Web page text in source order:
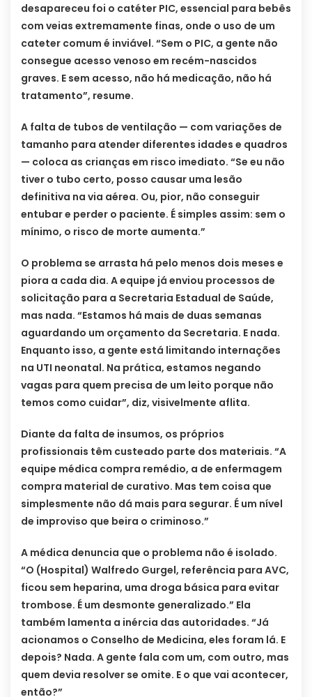
desapareceu foi o catéter PIC, essencial para bebês
com veias extremamente finas, onde o uso de um
cateter comum é inviável. “Sem o PIC, a gente não
consegue acesso venoso em recém-nascidos
graves. E sem acesso, não há medicação, não há
tratamento”, resume.
A falta de tubos de ventilação — com variações de
tamanho para atender diferentes idades e quadros
— coloca as crianças em risco imediato. “Se eu não
tiver o tubo certo, posso causar uma lesão
definitiva na via aérea. Ou, pior, não conseguir
entubar e perder o paciente. É simples assim: sem o
mínimo, o risco de morte aumenta.”
O problema se arrasta há pelo menos dois meses e
piora a cada dia. A equipe já enviou processos de
solicitação para a Secretaria Estadual de Saúde,
mas nada. “Estamos há mais de duas semanas
aguardando um orçamento da Secretaria. E nada.
Enquanto isso, a gente está limitando internações
na UTI neonatal. Na prática, estamos negando
vagas para quem precisa de um leito porque não
temos como cuidar”, diz, visivelmente aflita.
Diante da falta de insumos, os próprios
profissionais têm custeado parte dos materiais. “A
equipe médica compra remédio, a de enfermagem
compra material de curativo. Mas tem coisa que
simplesmente não dá mais para segurar. É um nível
de improviso que beira o criminoso.”
A médica denuncia que o problema não é isolado.
“O (Hospital) Walfredo Gurgel, referência para AVC,
ficou sem heparina, uma droga básica para evitar
trombose. É um desmonte generalizado.” Ela
também lamenta a inércia das autoridades. “Já
acionamos o Conselho de Medicina, eles foram lá. E
depois? Nada. A gente fala com um, com outro, mas
quem devia resolver se omite. E o que vai acontecer,
então?”